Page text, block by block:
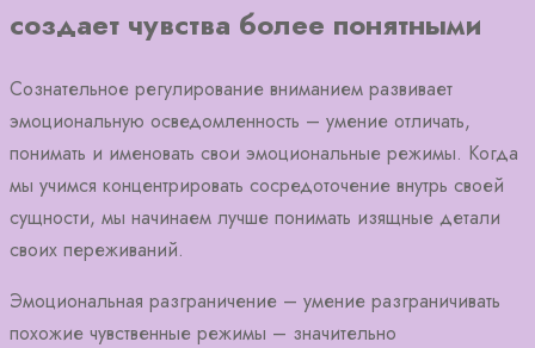
создает чувства более понятными
Сознательное регулирование вниманием развивает
эмоциональную осведомленность – умение отличать,
понимать и именовать свои эмоциональные режимы. Когда
мы учимся концентрировать сосредоточение внутрь своей
сущности, мы начинаем лучше понимать изящные детали
своих переживаний.
Эмоциональная разграничение – умение разграничивать
похожие чувственные режимы – значительно